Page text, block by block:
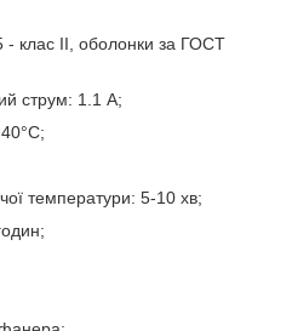
клас II, оболонки за ГОСТ
струм: 1.1 А;
температури: 5-10 хв;